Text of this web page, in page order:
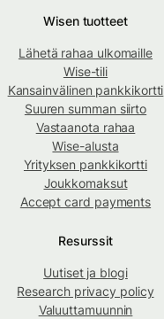
Wisen tuotteet
Lähetä rahaa ulkomaille
Wise-tili
Kansainvälinen pankkikortti
Suuren summan siirto
Vastaanota rahaa
Wise-alusta
Yrityksen pankkikortti
Joukkomaksut
Accept card payments
Resurssit
Uutiset ja blogi
Research privacy policy
Valuuttamuunnin